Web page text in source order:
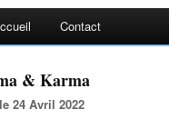
Contact
& Karma
24 Avril 2022